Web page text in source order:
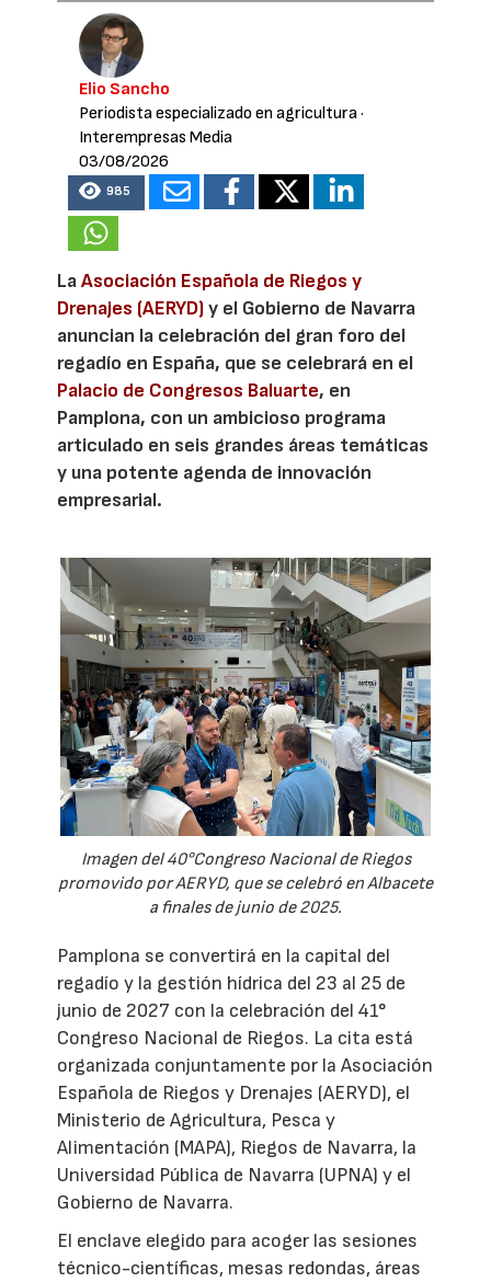
Elio Sancho
Periodista especializado en agricultura·
Interempresas Media
03/08/2026
985
LaAsociación Española de Riegos y
Drenajes (AERYD)y el Gobierno de Navarra
anuncian la celebración del gran foro del
regadío en España, que se celebrará en el
Palacio de Congresos Baluarte, en
Pamplona, con un ambicioso programa
articulado en seis grandes áreas temáticas
y una potente agenda de innovación
empresarial.
Imagen del 40°Congreso Nacional de Riegos
promovido por AERYD, que se celebró en Albacete
a finales de junio de 2025.
Pamplona se convertirá en la capital del
regadío y la gestión hídrica del 23 al 25 de
junio de 2027 con la celebración del 41°
Congreso Nacional de Riegos. La cita está
organizada conjuntamente por la Asociación
Española de Riegos y Drenajes (AERYD), el
Ministerio de Agricultura, Pesca y
Alimentación (MAPA), Riegos de Navarra, la
Universidad Pública de Navarra (UPNA) y el
Gobierno de Navarra.
El enclave elegido para acoger las sesiones
técnico-científicas, mesas redondas, áreas